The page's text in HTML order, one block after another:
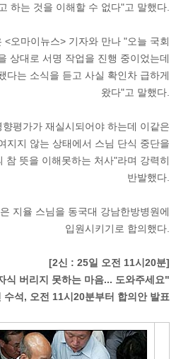
하는 것을 이해할 수 없다"고 말했다.
<오마이뉴스> 기자와 만나 "오늘 국회
상대로 서명 작업을 진행 중이었는데
다는 소식을 듣고 사실 확인차 급하게
왔다"고 말했다.
평가가 재실시되어야 하는데 이같은
지지 않는 상태에서 스님 단식 중단을
참 뜻을 이해못하는 처사"라며 강력히
반발했다.
지율 스님을 동국대 강남한방병원에
입원시키기로 합의했다.
[2신 : 25일 오전 11시20분]
식 버리지 못하는 마음... 도와주세요"
수석, 오전 11시20분부터 합의안 발표